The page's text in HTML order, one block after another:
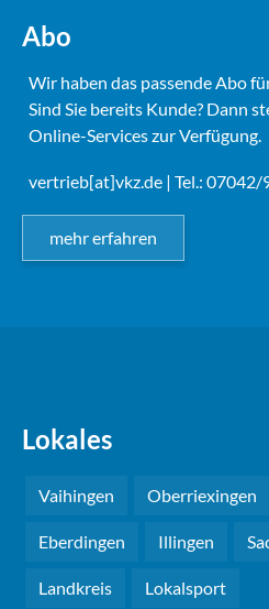
Abo
Wir haben das passende Abo für
Sind Sie bereits Kunde? Dann
Online-Services zur Verfügung.
vertrieb[at]vkz.de | Tel.:
mehr erfahren
Lokales
Vaihingen Oberriexingen
Eberdingen Illingen
Landkreis Lokalsport